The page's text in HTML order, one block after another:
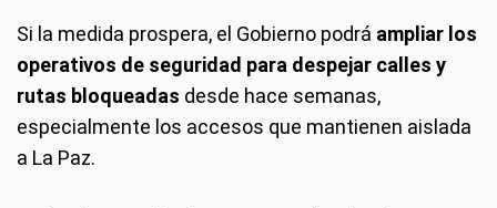
Si la medida prospera, el Gobierno podrá ampliar los
operativos de seguridad para despejar calles y
rutas bloqueadas desde hace semanas,
especialmente los accesos que mantienen aislada
a La Paz.